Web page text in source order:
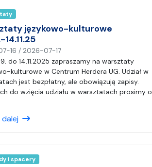
n
językowo-kulturowe
14.11.25
16 / 2026-07-17
a
p
i
s
a
do 14.11.2025 zapraszamy na warsztaty
kulturowe w Centrum Herdera UG. Udział w
jest bezpłatny, ale obowiązują zapisy.
do wzięcia udziału w warsztatach prosimy o
i spacery